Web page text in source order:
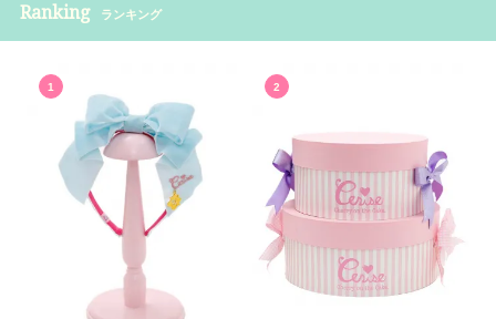
Ranking ランキング
1 2